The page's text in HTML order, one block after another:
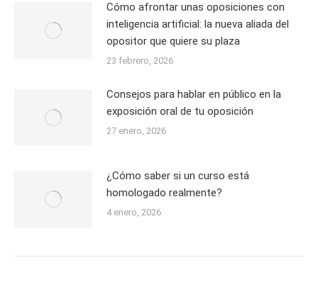
Cómo afrontar unas oposiciones con
inteligencia artificial: la nueva aliada del
opositor que quiere su plaza
23 febrero, 2026
Consejos para hablar en público en la
exposición oral de tu oposición
27 enero, 2026
¿Cómo saber si un curso está
homologado realmente?
4 enero, 2026